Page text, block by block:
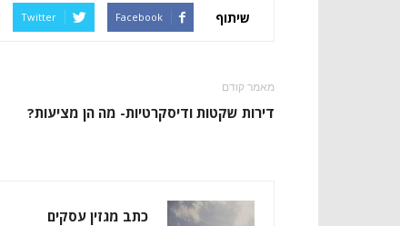
שיתוף Facebook
Twitter
מאמר קודם
דירות שקטות ודיסקרטיות- מה הן מציעות?
כתב מגזין עסקים